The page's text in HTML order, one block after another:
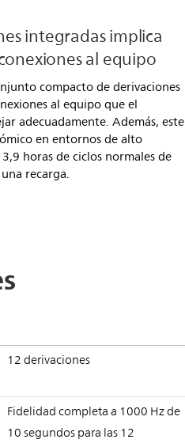
integradas implica
al equipo
compacto de derivaciones
al equipo que el
adecuadamente. Además, este
en entornos de alto
horas de ciclos normales de
recarga.
12 derivaciones
Fidelidad completa a 1000 Hz de
10 segundos para las 12